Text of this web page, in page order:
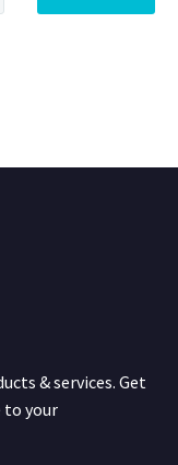
& services. Get
to your